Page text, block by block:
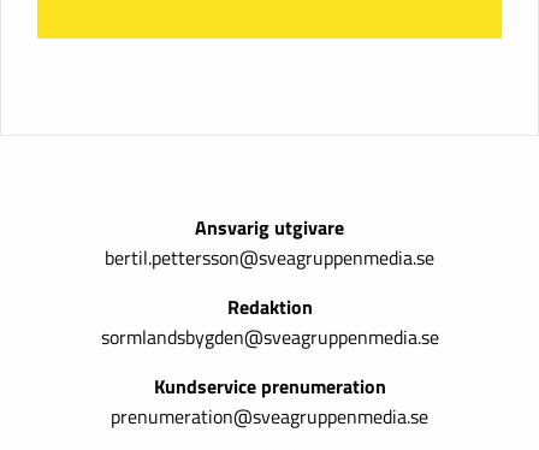
Ansvarig utgivare
bertil.pettersson@sveagruppenmedia.se
Redaktion
sormlandsbygden@sveagruppenmedia.se
Kundservice prenumeration
prenumeration@sveagruppenmedia.se